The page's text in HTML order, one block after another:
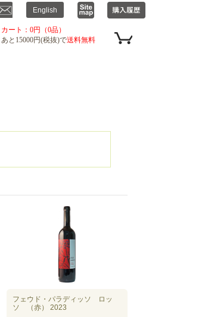
カート：0円（0品）
あと15000円(税抜)で送料無料
フェウド・パラディッソ ロッ
ソ （赤） 2023